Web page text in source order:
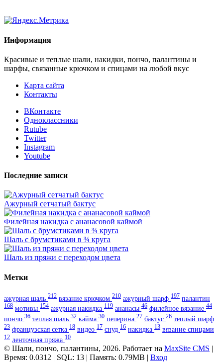
Информация
Красивые и теплые шали, накидки, пончо, палантины и
шарфы, связанные крючком и спицами на любой вкус
Карта сайта
Контакты
ВКонтакте
Одноклассники
Rutube
Twitter
Instagram
Youtube
Последние записи
Ажурный сетчатый бактус
Филейная накидка с ананасовой каймой
Шаль с брумстиками в ¾ круга
Шаль из пряжи с переходом цвета
Метки
ажурная шаль 212 вязание крючком 210 ажурный шарф 197 палантин
168 мотивы 154 ажурная накидка 119 ананасы 46 филейное вязание 44
пончо 36 теплая шаль 32 кайма 30 пелерина 27 бактус 26 теплый шарф
23 французская сетка 18 видео 17 снуд 16 накидка 13 вязание спицами
12 ленточная пряжа 10
© Шали, пончо, палантины, 2026. Работает на MaxSite CMS |
Время: 0.0312 | SQL: 13 | Память: 0.79MB | Вход